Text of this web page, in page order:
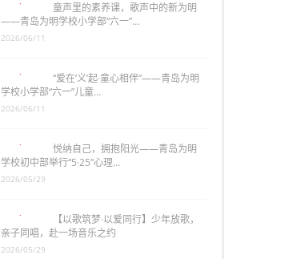
童声里的素养课，歌声中的新为明
——青岛为明学校小学部“六一”…
2026/06/11
“爱在‘义’起·童心相伴”——青岛为明
学校小学部“六一”儿童…
2026/06/11
悦纳自己，拥抱阳光——青岛为明
学校初中部举行“5·25”心理…
2026/05/29
【以歌筑梦·以爱同行】少年放歌，
亲子同唱，赴一场音乐之约
2026/05/29